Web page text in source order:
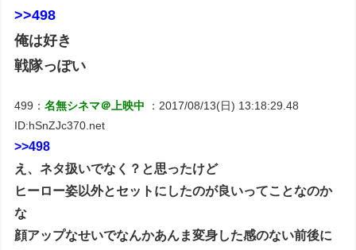
>>498
俺は好き
戦隊っぽい
499：名無シネマ＠上映中
：2017/08/13(日) 13:18:29.48
ID:hSnZJc370.net
>>498
え、ネタ扱いでなく？と思ったけど
ヒーロー姿以外とセットにしたのが良いってことなのか
な
顔アップなせいでなんかあんま変身した感のない前後に